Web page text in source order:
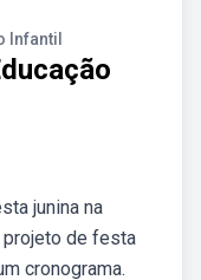
Infantil
junina na
projeto de festa
cronograma.